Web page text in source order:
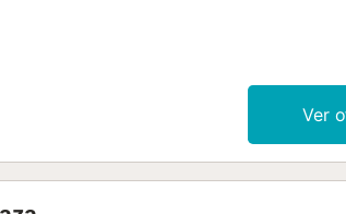
Ver